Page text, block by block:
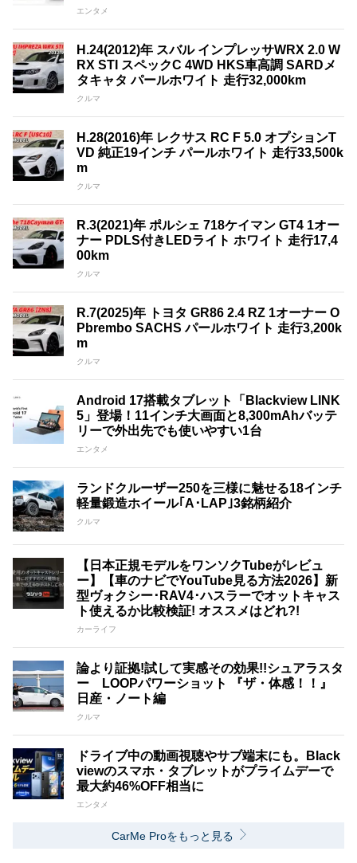
エンタメ
H.24(2012)年 スバル インプレッサWRX 2.0 W
RX STI スペックC 4WD HKS車高調 SARDメ
タキャタ パールホワイト 走行32,000km
クルマ
H.28(2016)年 レクサス RC F 5.0 オプションT
VD 純正19インチ パールホワイト 走行33,500k
m
クルマ
R.3(2021)年 ポルシェ 718ケイマン GT4 1オー
ナー PDLS付きLEDライト ホワイト 走行17,4
00km
クルマ
R.7(2025)年 トヨタ GR86 2.4 RZ 1オーナー O
Pbrembo SACHS パールホワイト 走行3,200k
m
クルマ
Android 17搭載タブレット「Blackview LINK
5」登場！11インチ大画面と8,300mAhバッテ
リーで外出先でも使いやすい1台
エンタメ
ランドクルーザー250を三様に魅せる18インチ
軽量鍛造ホイール｢A･LAP｣3銘柄紹介
クルマ
【日本正規モデルをワンソクTubeがレビュ
ー】【車のナビでYouTube見る方法2026】新
型ヴォクシー･RAV4･ハスラーでオットキャス
ト使えるか比較検証! オススメはどれ?!
カーライフ
論より証拠!試して実感その効果!!シュアラスタ
ー LOOPパワーショット 『ザ・体感！！』
日産・ノート編
クルマ
ドライブ中の動画視聴やサブ端末にも。Black
viewのスマホ・タブレットがプライムデーで
最大約46%OFF相当に
エンタメ
CarMe Proをもっと見る